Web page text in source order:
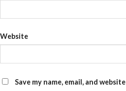
Website
Save my name, email, and